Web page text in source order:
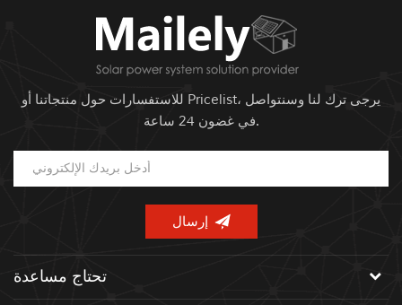
للاستفسارات حول منتجاتنا أو Pricelist، يرجى ترك لنا وسنتواصل
في غضون 24 ساعة.
تحتاج مساعدة